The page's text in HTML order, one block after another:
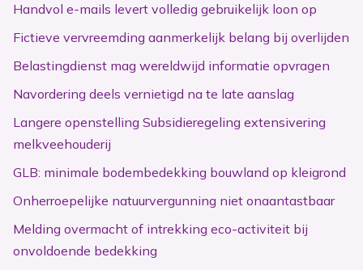
Handvol e-mails levert volledig gebruikelijk loon op
Fictieve vervreemding aanmerkelijk belang bij overlijden
Belastingdienst mag wereldwijd informatie opvragen
Navordering deels vernietigd na te late aanslag
Langere openstelling Subsidieregeling extensivering
melkveehouderij
GLB: minimale bodembedekking bouwland op kleigrond
Onherroepelijke natuurvergunning niet onaantastbaar
Melding overmacht of intrekking eco-activiteit bij
onvoldoende bedekking